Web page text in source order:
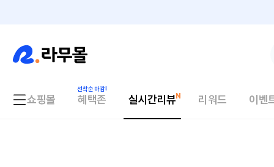
쇼핑몰 혜택존 실시간리뷰 리워드 이벤